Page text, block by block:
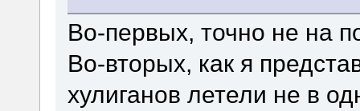
Во-первых, точно не на
Во-вторых, как я
хулиганов летели не в